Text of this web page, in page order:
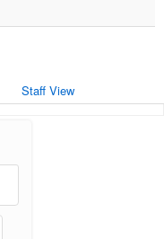
Staff View